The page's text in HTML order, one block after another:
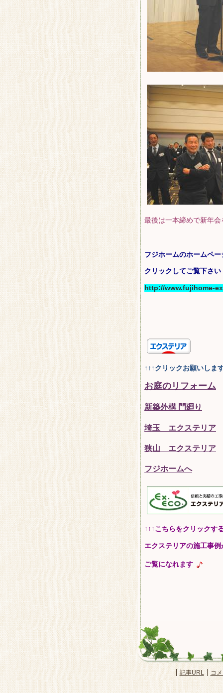
最後は一本締めで新年
フジホームのホームペー
クリックしてご覧下さい
http://www.fujihome-
↑↑↑クリックお願いしま
お庭のリフォーム
新築外構 門廻り
埼玉 エクステリア
狭山 エクステリア
フジホームへ
↑↑↑こちらをクリックす
エクステリアの施工事例
ご覧になれます
記事URL コ